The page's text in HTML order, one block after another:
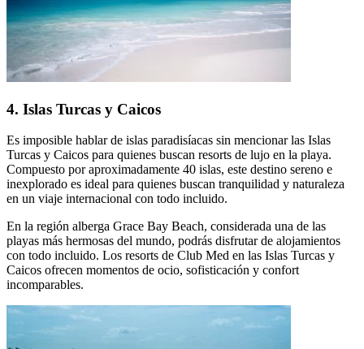
4. Islas Turcas y Caicos
Es imposible hablar de islas paradisíacas sin mencionar las Islas
Turcas y Caicos para quienes buscan resorts de lujo en la playa.
Compuesto por aproximadamente 40 islas, este destino sereno e
inexplorado es ideal para quienes buscan tranquilidad y naturaleza
en un viaje internacional con todo incluido.
En la región alberga Grace Bay Beach, considerada una de las
playas más hermosas del mundo, podrás disfrutar de alojamientos
con todo incluido. Los resorts de Club Med en las Islas Turcas y
Caicos ofrecen momentos de ocio, sofisticación y confort
incomparables.